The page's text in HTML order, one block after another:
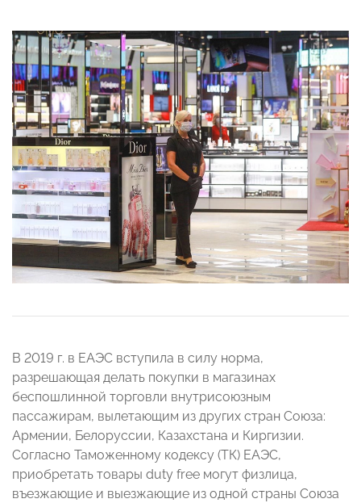
В 2019 г. в ЕАЭС вступила в силу норма,
разрешающая делать покупки в магазинах
беспошлинной торговли внутрисоюзным
пассажирам, вылетающим из других стран Союза:
Армении, Белоруссии, Казахстана и Киргизии.
Согласно Таможенному кодексу (ТК) ЕАЭС,
приобретать товары duty free могут физлица,
въезжающие и выезжающие из одной страны Союза